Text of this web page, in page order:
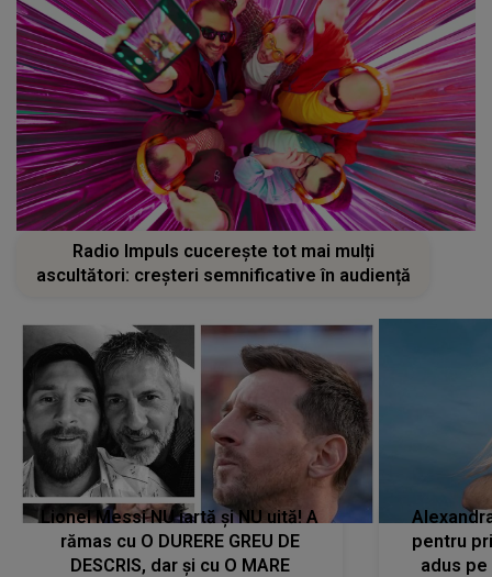
Radio Impuls cucerește tot mai mulți
ascultători: creșteri semnificative în audiență
Lionel Messi NU iartă și NU uită! A
rămas cu O DURERE GREU DE
DESCRIS, dar și cu O MARE
pentru
adus